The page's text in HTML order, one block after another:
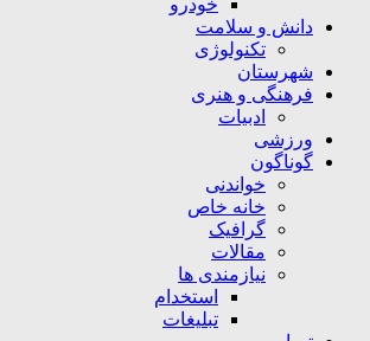
دانش و سلامت
تکنولوژی
شهرستان
فرهنگی و هنری
ادبیات
ورزشی
گوناگون
خواندنی
خانه خاص
گرافیک
مقالات
نیازمندی ها
استخدام
تبلیغات